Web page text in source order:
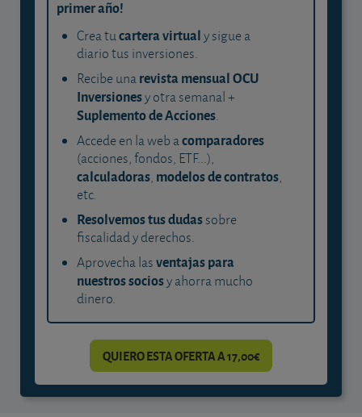
primer año!
Crea tucartera virtualy sigue a
diario tus inversiones.
Recibe unarevista mensual OCU
Inversionesy otra semanal +
Suplemento de Acciones.
Accede en la web acomparadores
(acciones, fondos, ETF...),
calculadoras, modelos de contratos,
etc.
Resolvemos tus dudassobre
fiscalidad y derechos.
Aprovecha lasventajas para
nuestros sociosy ahorra mucho
dinero.
QUIERO ESTA OFERTA A 17,00€